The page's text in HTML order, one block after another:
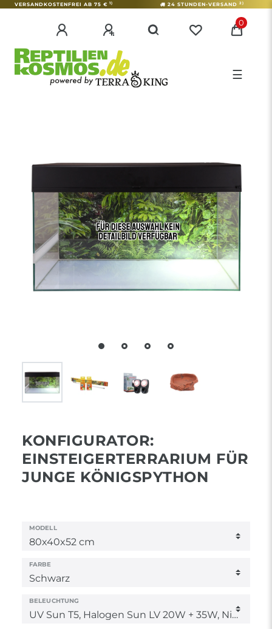
VERSANDKOSTENFREI AB 75 € 1) 24 STUNDEN-VERSAND 2)
0
☰
KONFIGURATOR:
EINSTEIGERTERRARIUM FÜR
JUNGE KÖNIGSPYTHON
MODELL
FARBE
BELEUCHTUNG